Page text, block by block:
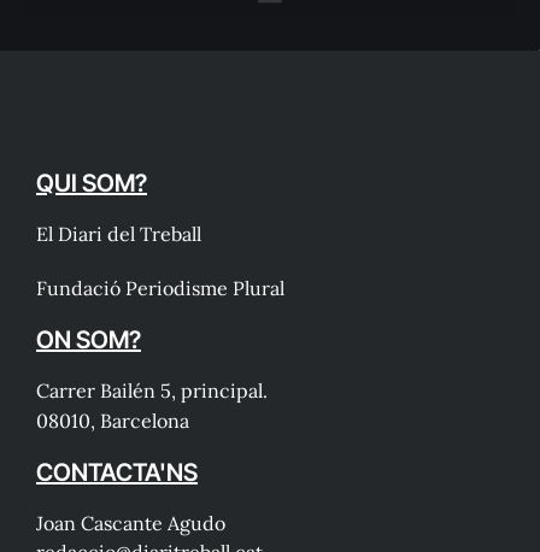
QUI SOM?
El Diari del Treball
Fundació Periodisme Plural
ON SOM?
Carrer Bailén 5, principal.
08010, Barcelona
CONTACTA'NS
Joan Cascante Agudo